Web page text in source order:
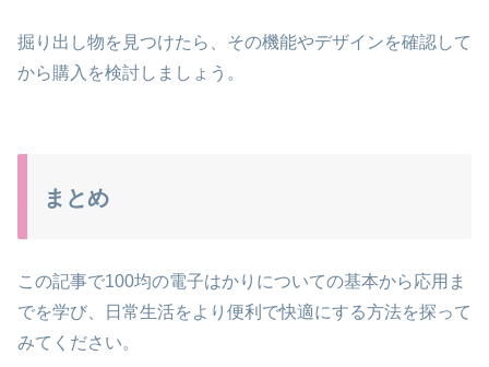
掘り出し物を見つけたら、その機能やデザインを確認して
から購入を検討しましょう。
まとめ
この記事で100均の電子はかりについての基本から応用ま
でを学び、日常生活をより便利で快適にする方法を探って
みてください。